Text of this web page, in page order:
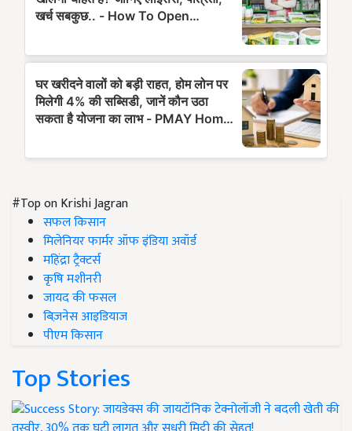
#Top on Krishi Jagran
सफल किसान
मिलेनियर फार्मर ऑफ इंडिया अवॉर्ड
महिंद्रा ट्रैक्टर्स
कृषि मशीनरी
जायद की फसल
बिज़नेस आइडियाज
पीएम किसान
Top Stories